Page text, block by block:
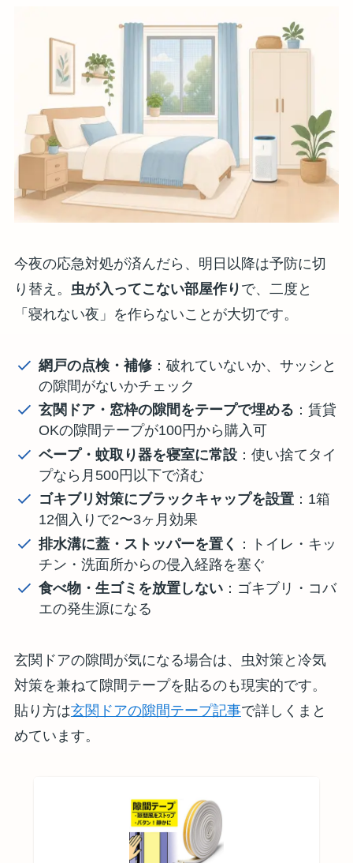
今夜の応急対処が済んだら、明日以降は予防に切
り替え。 虫が入ってこない部屋作り で、二度と
「寝れない夜」を作らないことが大切です。
網戸の点検・補修：破れていないか、サッシと
の隙間がないかチェック
玄関ドア・窓枠の隙間をテープで埋める ：賃貸
OKの隙間テープが100円から購入可
ベープ・蚊取り器を寝室に常設 ：使い捨てタイ
プなら月500円以下で済む
ゴキブリ対策にブラックキャップを設置 ：1箱
12個入りで2〜3ヶ月効果
排水溝に蓋・ストッパーを置く
：トイレ・キッ
チン・洗面所からの侵入経路を塞ぐ
食べ物・生ゴミを放置しない ：ゴキブリ・コバ
エの発生源になる
玄関ドアの隙間が気になる場合は、虫対策と冷気
対策を兼ねて隙間テープを貼るのも現実的です。
貼り方は玄関ドアの隙間テープ記事で詳しくまと
めています。